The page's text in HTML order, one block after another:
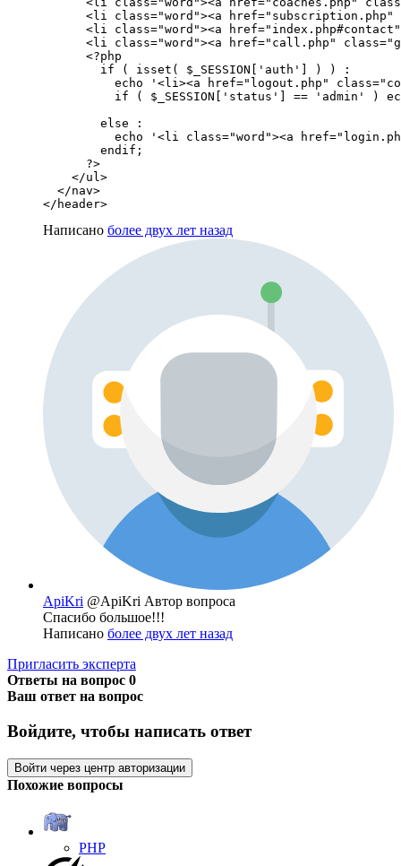
<li class="word"><a
<li class="word"><a
<li class="word"><a href="call.php"
      <?php
        if ( isset( $_SESSION['auth'] ) ) :
echo '<li><a href="logout.php"
if ( $_SESSION['status'] == 'admin' )
        else :
echo '<li class="word"><a
        endif;
      ?>
    </ul>
  </nav>
</header>
Написано более двух лет назад
ApiKri @ApiKri Автор вопроса
Спасибо большое!!!
Написано более двух лет назад
Пригласить эксперта
Ответы на вопрос 0
Ваш ответ на вопрос
Войдите, чтобы написать ответ
Войти через центр авторизации
Похожие вопросы
PHP